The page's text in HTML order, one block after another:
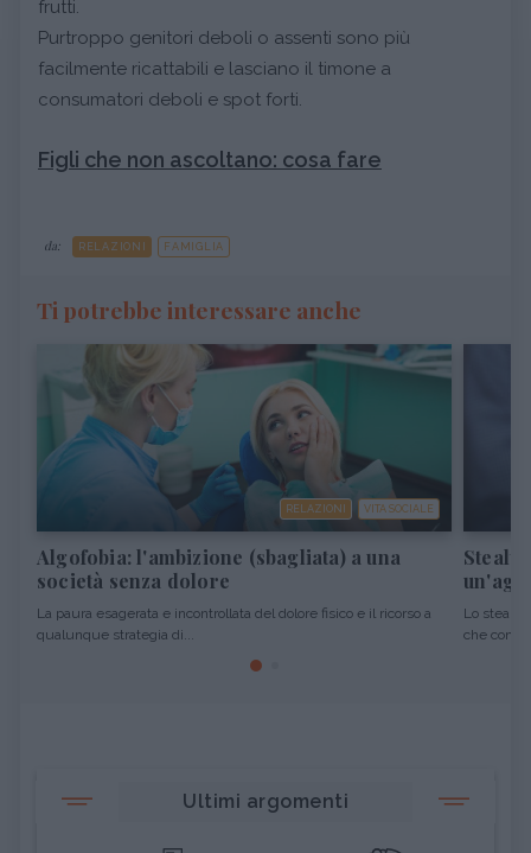
frutti.
Purtroppo genitori deboli o assenti sono più
facilmente ricattabili e lasciano il timone a
consumatori deboli e spot forti.
Figli che non ascoltano: cosa fare
da: RELAZIONI FAMIGLIA
Ti potrebbe interessare anche
RELAZIONI VITA SOCIALE
Algofobia: l'ambizione (sbagliata) a una
società senza dolore
La paura esagerata e incontrollata del dolore fisico e il ricorso a
qualunque strategia di...
Lo
che
Ultimi argomenti